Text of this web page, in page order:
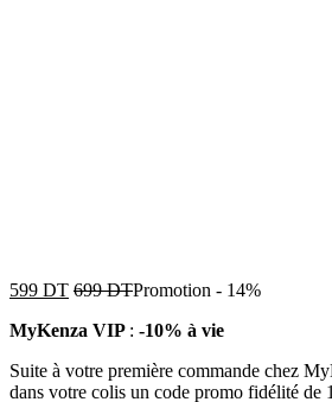
599 DT 699DTPromotion - 14%
MyKenza VIP : -10% à vie
Suite à votre première commande chez
dans votre colis un code promo fidélité de